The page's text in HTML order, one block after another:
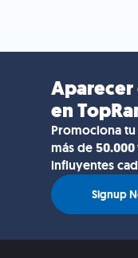
Aparecer
en
Promociona
más de
influyentes
Signup